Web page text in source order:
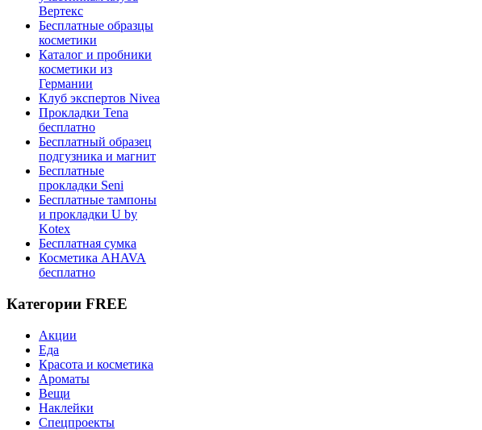
Вертекс
Бесплатные образцы
косметики
Каталог и пробники
косметики из
Германии
Клуб экспертов Nivea
Прокладки Tena
бесплатно
Бесплатный образец
подгузника и магнит
Бесплатные
прокладки Seni
Бесплатные тампоны
и прокладки U by
Kotex
Бесплатная сумка
Косметика AHAVA
бесплатно
Категории FREE
Акции
Еда
Красота и косметика
Ароматы
Вещи
Наклейки
Спецпроекты